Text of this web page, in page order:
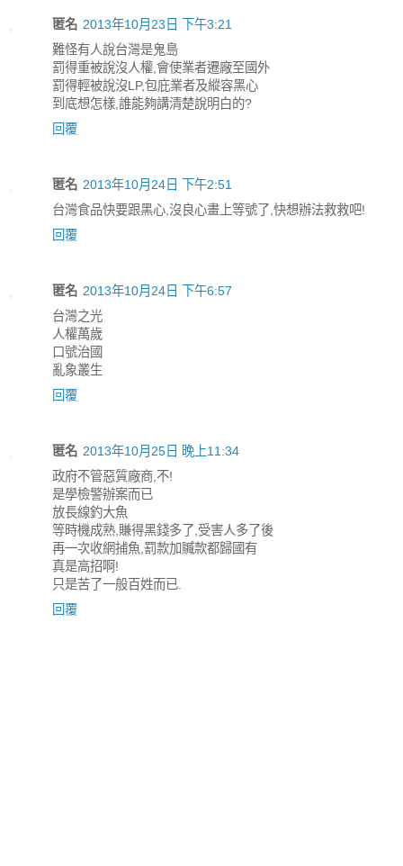
匿名 2013年10月23日 下午3:21
難怪有人說台灣是鬼島
罰得重被說沒人權,會使業者遷廠至國外
罰得輕被說沒LP,包庇業者及縱容黑心
到底想怎樣,誰能夠講清楚說明白的?
回覆
匿名 2013年10月24日 下午2:51
台灣食品快要跟黑心,沒良心畫上等號了,快想辦法救救吧!
回覆
匿名 2013年10月24日 下午6:57
台灣之光
人權萬歲
口號治國
亂象叢生
回覆
匿名 2013年10月25日 晚上11:34
政府不管惡質廠商,不!
是學檢警辦案而已
放長線釣大魚
等時機成熟,賺得黑錢多了,受害人多了後
再一次收網捕魚,罰款加贓款都歸國有
真是高招啊!
只是苦了一般百姓而已.
回覆